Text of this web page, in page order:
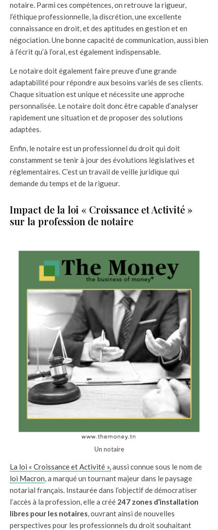
notaire. Parmi ces compétences, on retrouve la rigueur,
l’éthique professionnelle, la discrétion, une excellente
connaissance en droit, et des aptitudes en gestion et en
négociation. Une bonne capacité de communication, aussi bien
à l’écrit qu’à l’oral, est également indispensable.
Le notaire doit également faire preuve d’une grande
adaptabilité pour répondre aux besoins variés de ses clients.
Chaque situation est unique et nécessite une approche
personnalisée. Le notaire doit donc être capable d’analyser
rapidement une situation et de proposer des solutions
adaptées.
Enfin, le notaire est un professionnel du droit qui doit
constamment se tenir à jour des évolutions législatives et
réglementaires. C’est un travail de veille juridique qui
demande du temps et de la rigueur.
Impact de la loi « Croissance et Activité »
sur la profession de notaire
Un notaire
La loi « Croissance et Activité », aussi connue sous le nom de
loi Macron , a marqué un tournant majeur dans le paysage
notarial français. Instaurée dans l’objectif de démocratiser
l’accès à la profession, elle a créé 247 zones d’installation
libres pour les notaires , ouvrant ainsi de nouvelles
perspectives pour les professionnels du droit souhaitant